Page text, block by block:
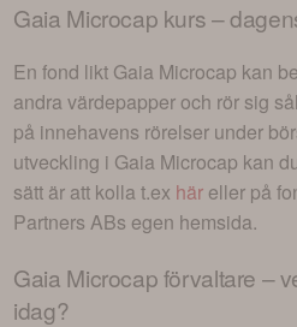
Gaia Microcap kurs –
En fond likt Gaia Microcap kan
andra värdepapper och rör sig
på innehavens rörelser under
utveckling i Gaia Microcap kan
sätt är att kolla t.ex här eller på
Partners ABs egen hemsida.
Gaia Microcapförvaltare –
idag?